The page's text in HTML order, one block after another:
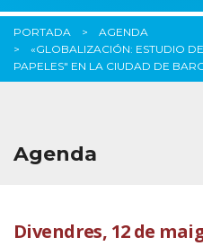
PORTADA
AGENDA
«GLOBALIZACIÓN: ESTUDIO
PAPELES" EN LA CIUDAD DE
Agenda
Divendres, 12 de